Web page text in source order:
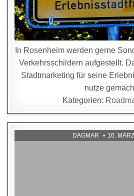
In Rosenheim werden gerne
Verkehrsschildern aufgestellt.
Stadtmarketing für seine
nutze
Kategorien:
DAGMAR 10.